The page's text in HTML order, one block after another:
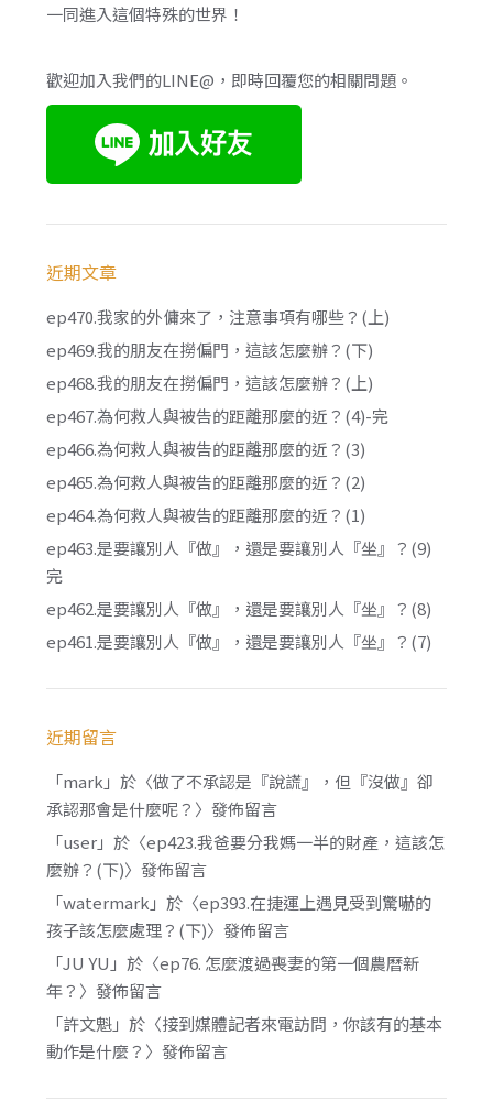
一同進入這個特殊的世界！
歡迎加入我們的LINE@，即時回覆您的相關問題。
近期文章
ep470.我家的外傭來了，注意事項有哪些？(上)
ep469.我的朋友在撈偏門，這該怎麼辦？(下)
ep468.我的朋友在撈偏門，這該怎麼辦？(上)
ep467.為何救人與被告的距離那麼的近？(4)-完
ep466.為何救人與被告的距離那麼的近？(3)
ep465.為何救人與被告的距離那麼的近？(2)
ep464.為何救人與被告的距離那麼的近？(1)
ep463.是要讓別人『做』，還是要讓別人『坐』？(9)
完
ep462.是要讓別人『做』，還是要讓別人『坐』？(8)
ep461.是要讓別人『做』，還是要讓別人『坐』？(7)
近期留言
「mark」於〈做了不承認是『說謊』，但『沒做』卻
承認那會是什麼呢？ 〉發佈留言
「user」於〈ep423.我爸要分我媽一半的財產，這該怎
麼辦？(下)〉發佈留言
「watermark」於〈ep393.在捷運上遇見受到驚嚇的
孩子該怎麼處理？(下)〉發佈留言
「JU YU 」於〈ep76. 怎麼渡過喪妻的第一個農曆新
年？ 〉發佈留言
「許文魁」於〈接到媒體記者來電訪問，你該有的基本
動作是什麼？ 〉發佈留言